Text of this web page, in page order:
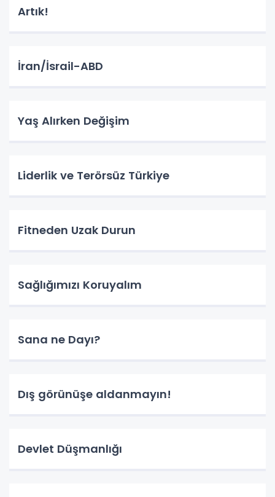
Artık!
İran/İsrail-ABD
Yaş Alırken Değişim
Liderlik ve Terörsüz Türkiye
Fitneden Uzak Durun
Sağlığımızı Koruyalım
Sana ne Dayı?
Dış görünüşe aldanmayın!
Devlet Düşmanlığı